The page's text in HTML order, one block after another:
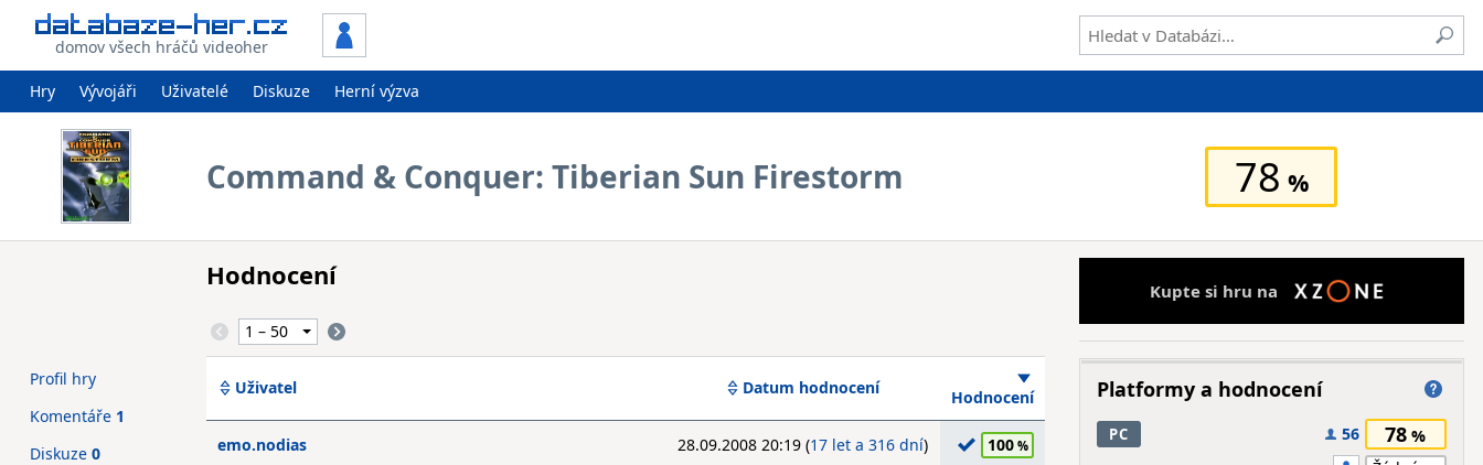
domov všech hráčů videoher
Hry Vývojáři Uživatelé Diskuze Herní výzva
Command & Conquer: Tiberian Sun Firestorm 78
Hodnocení
Uživatel Datum hodnocení Hodnocení
emo.nodias 28.09.2008 20:19 (17 let a 316 dní) 100
Profil hry
Komentáře 1
Diskuze 0
Kupte si hru na
Platformy a hodnocení
PC 56 78